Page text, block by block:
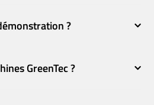
?
GreenTec ?